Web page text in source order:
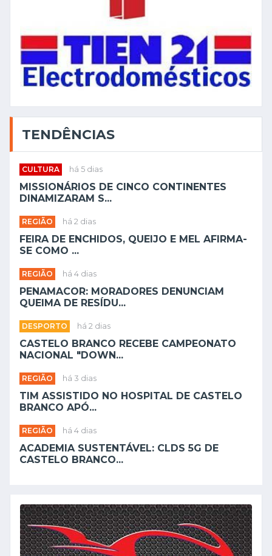
TENDÊNCIAS
CULTURA há 5 dias
MISSIONÁRIOS DE CINCO CONTINENTES
DINAMIZARAM S...
REGIÃO há 2 dias
FEIRA DE ENCHIDOS, QUEIJO E MEL AFIRMA-
SE COMO ...
REGIÃO há 4 dias
PENAMACOR: MORADORES DENUNCIAM
QUEIMA DE RESÍDU...
DESPORTO há 2 dias
CASTELO BRANCO RECEBE CAMPEONATO
NACIONAL "DOWN...
REGIÃO há 3 dias
TIM ASSISTIDO NO HOSPITAL DE CASTELO
BRANCO APÓ...
REGIÃO há 4 dias
ACADEMIA SUSTENTÁVEL: CLDS 5G DE
CASTELO BRANCO...